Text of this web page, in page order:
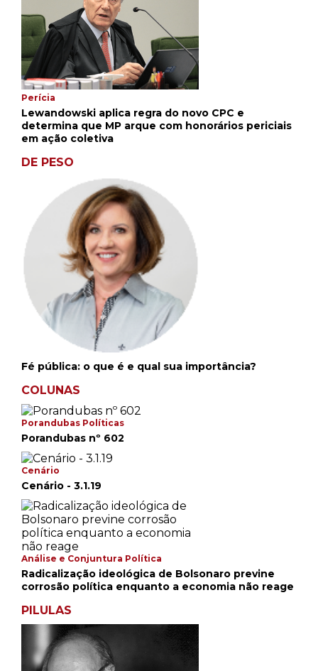
Perícia
Lewandowski aplica regra do novo CPC e
determina que MP arque com honorários periciais
em ação coletiva
DE PESO
Fé pública: o que é e qual sua importância?
COLUNAS
Porandubas Políticas
Porandubas nº 602
Cenário
Cenário - 3.1.19
Análise e Conjuntura Política
Radicalização ideológica de Bolsonaro previne
corrosão política enquanto a economia não reage
PILULAS